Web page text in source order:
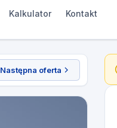
Kalkulator Kontakt
Następna oferta